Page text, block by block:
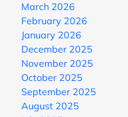
March 2026
February 2026
January 2026
December 2025
November 2025
October 2025
September 2025
August 2025